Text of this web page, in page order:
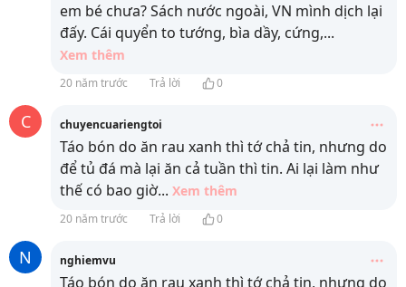
em bé chưa? Sách nước ngoài, VN mình dịch lại
đấy. Cái quyển to tướng, bìa dầy, cứng,...
Xem thêm
20 năm trước Trả lời 0
C chuyencuariengtoi
Táo bón do ăn rau xanh thì tớ chả tin, nhưng do
để tủ đá mà lại ăn cả tuần thì tin. Ai lại làm như
thế có bao giờ... Xem thêm
20 năm trước Trả lời 0
N nghiemvu
Táo bón do ăn rau xanh thì tớ chả tin, nhưng do